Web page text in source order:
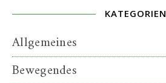
KATEGORIEN
Allgemeines
Bewegendes